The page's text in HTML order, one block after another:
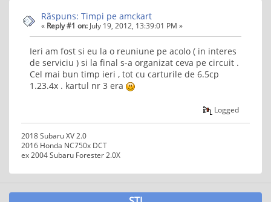
Rãspuns: Timpi pe amckart
« Reply #1 on: July 19, 2012, 13:39:01 PM »
Ieri am fost si eu la o reuniune pe acolo ( in interes
de serviciu ) si la final s-a organizat ceva pe circuit .
Cel mai bun timp ieri , tot cu carturile de 6.5cp
1.23.4x . kartul nr 3 era
Logged
2018 Subaru XV 2.0
2016 Honda NC750x DCT
ex 2004 Subaru Forester 2.0X